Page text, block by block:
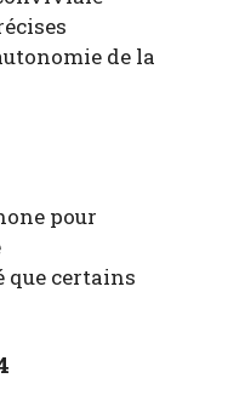
de la
pour
certains